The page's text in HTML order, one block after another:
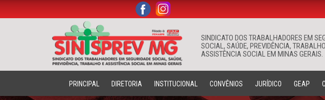
SINDICATO DOS TRABALHADORES EM
SOCIAL, SAÚDE, PREVIDÊNCIA,
ASSISTÊNCIA SOCIAL EM MINAS GERAIS.
. .
PRINCIPAL DIRETORIA INSTITUCIONAL CONVÊNIOS JURÍDICO GEAP